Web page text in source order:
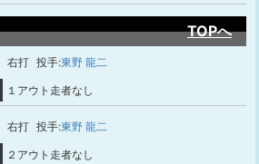
TOPへ
右打 投手:東野 龍二
１アウト走者なし
右打 投手:東野 龍二
２アウト走者なし